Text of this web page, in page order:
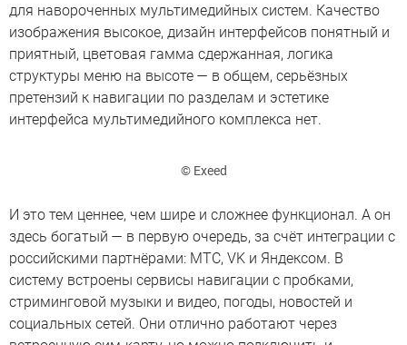
для навороченных мультимедийных систем. Качество
изображения высокое, дизайн интерфейсов понятный и
приятный, цветовая гамма сдержанная, логика
структуры меню на высоте — в общем, серьёзных
претензий к навигации по разделам и эстетике
интерфейса мультимедийного комплекса нет.
© Exeed
И это тем ценнее, чем шире и сложнее функционал. А он
здесь богатый — в первую очередь, за счёт интеграции с
российскими партнёрами: МТС, VK и Яндексом. В
систему встроены сервисы навигации с пробками,
стриминговой музыки и видео, погоды, новостей и
социальных сетей. Они отлично работают через